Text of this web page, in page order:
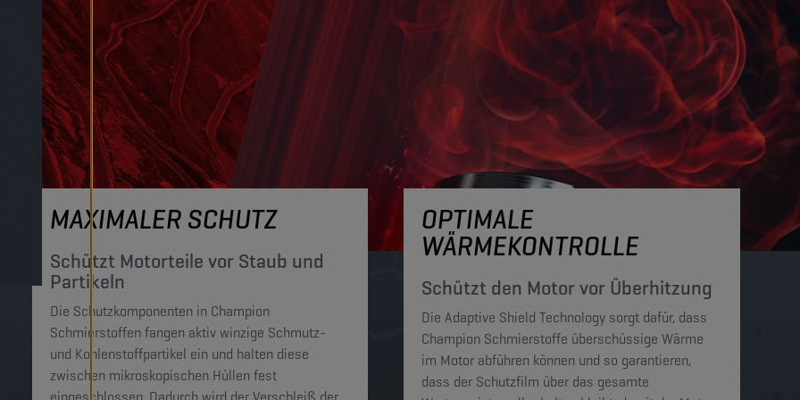
MAXIMALER SCHUTZ
Schützt Motorteile vor Staub und
Partikeln
Die Schutzkomponenten in Champion
Schmierstoffen fangen aktiv winzige Schmutz-
und Kohlenstoffpartikel ein und halten diese
zwischen mikroskopischen Hüllen fest
OPTIMALE
WÄRMEKONTROLLE
Schützt den Motor vor Überhitzung
Die Adaptive Shield Technology sorgt dafür, dass
Champion Schmierstoffe überschüssige Wärme
im Motor abführen können und so garantieren,
dass der Schutzfilm über das gesamte